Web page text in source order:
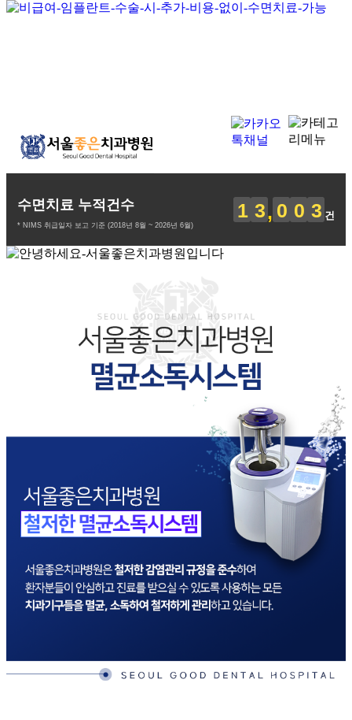
수면치료 누적건수
* NIMS 취급일자 보고 기준 (2018년 8월 ~ 2026년 6월)
1 3 0 0 3 건